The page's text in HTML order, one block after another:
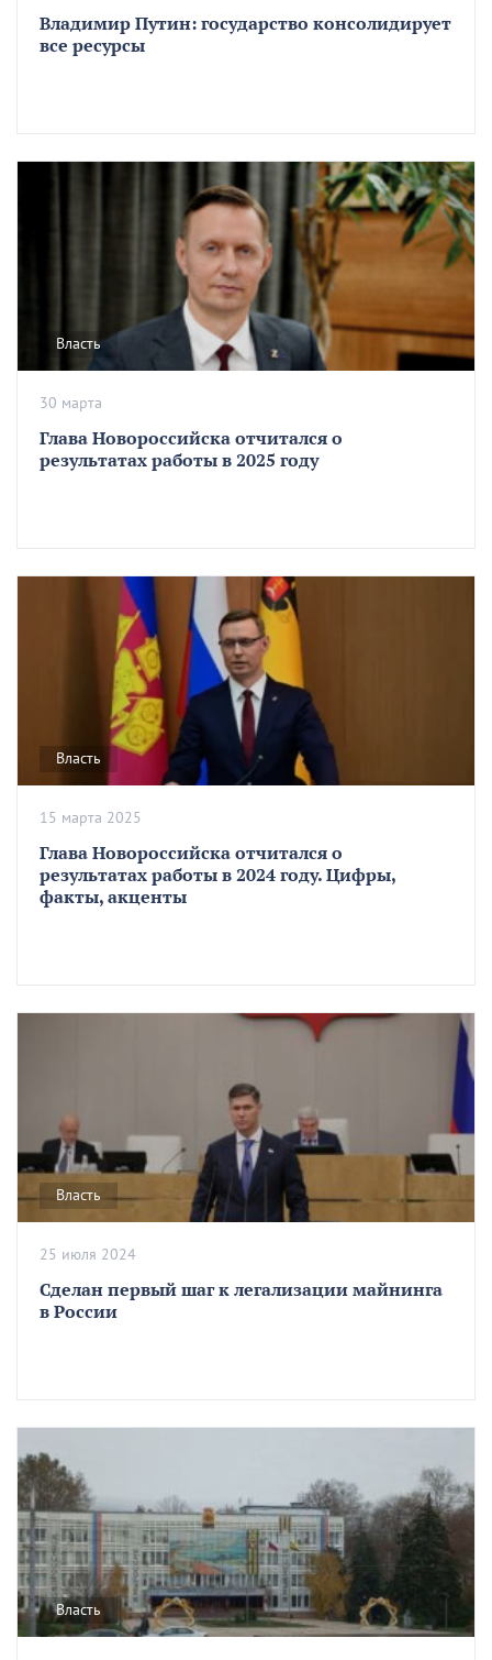
Владимир Путин: государство консолидирует
все ресурсы
Власть
Глава Новороссийска отчитался о
результатах работы в 2025 году
30 марта
Власть
Глава Новороссийска отчитался о
результатах работы в 2024 году. Цифры,
факты, акценты
15 марта 2025
Власть
Сделан первый шаг к легализации майнинга
в России
25 июля 2024
Власть